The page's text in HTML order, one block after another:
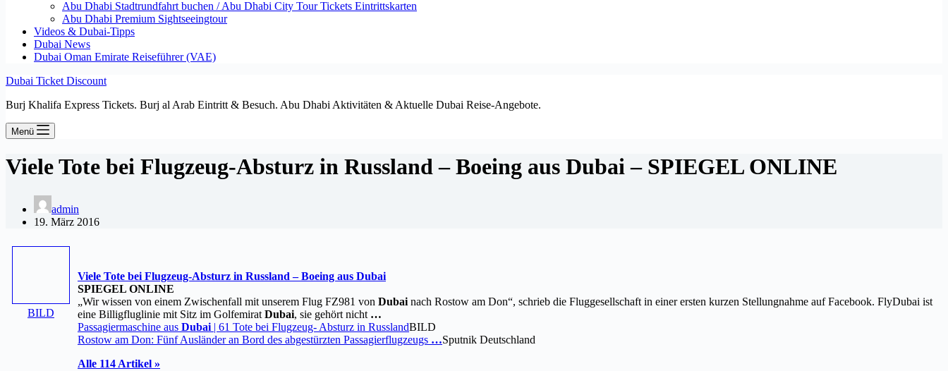
Abu Dhabi Stadtrundfahrt buchen / Abu Dhabi City Tour Tickets Eintrittskarten
Abu Dhabi Premium Sightseeingtour
Videos & Dubai-Tipps
Dubai News
Dubai Oman Emirate Reiseführer (VAE)
Dubai Ticket Discount
Burj Khalifa Express Tickets. Burj al Arab Eintritt & Besuch. Abu Dhabi Aktivitäten & Aktuelle Dubai Reise-Angebote.
Menü
Viele Tote bei Flugzeug-Absturz in Russland – Boeing aus Dubai – SPIEGEL ONLINE
admin
19. März 2016
BILD
Viele Tote bei Flugzeug-Absturz in Russland – Boeing aus Dubai
SPIEGEL ONLINE
„Wir wissen von einem Zwischenfall mit unserem Flug FZ981 von Dubai nach Rostow am Don“, schrieb die Fluggesellschaft in einer ersten kurzen Stellungnahme auf Facebook. FlyDubai ist
eine Billigfluglinie mit Sitz im Golfemirat Dubai, sie gehört nicht …
Passagiermaschine aus Dubai | 61 Tote bei Flugzeug- Absturz in RusslandBILD
Rostow am Don: Fünf Ausländer an Bord des abgestürzten Passagierflugzeugs …Sputnik Deutschland
Alle 114 Artikel »